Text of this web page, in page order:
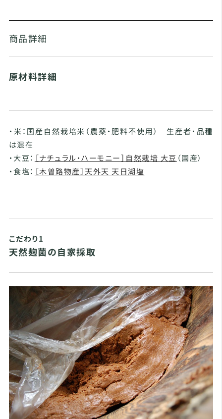
商品詳細
原材料詳細
・米：国産自然栽培米（農薬・肥料不使用） 生産者・品種
は混在
・大豆： ［ナチュラル・ハーモニー］自然栽培 大豆 （国産）
・食塩： ［木曽路物産］天外天 天日湖塩
こだわり1
天然麹菌の自家採取